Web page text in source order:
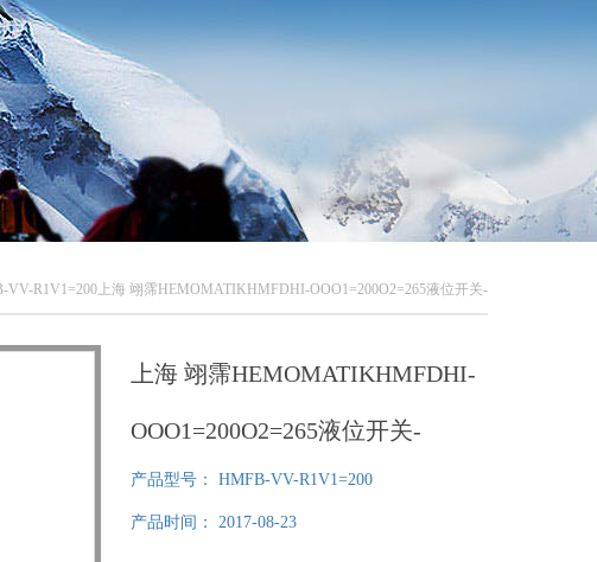
VV-R1V1=200上海 翊霈HEMOMATIKHMFDHI-OOO1=200O2=265液位开关-
上海 翊霈HEMOMATIKHMFDHI-
OOO1=200O2=265液位开关-
产品型号： HMFB-VV-R1V1=200
产品时间： 2017-08-23